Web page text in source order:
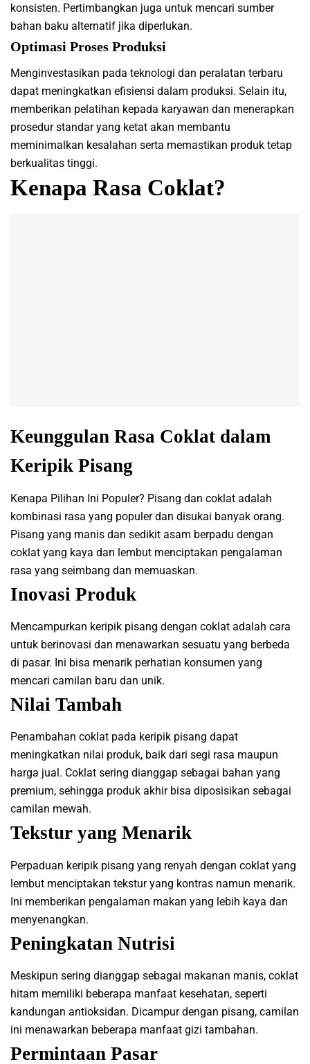
konsisten. Pertimbangkan juga untuk mencari sumber
bahan baku alternatif jika diperlukan.
Optimasi Proses Produksi
Menginvestasikan pada teknologi dan peralatan terbaru
dapat meningkatkan efisiensi dalam produksi. Selain itu,
memberikan pelatihan kepada karyawan dan menerapkan
prosedur standar yang ketat akan membantu
meminimalkan kesalahan serta memastikan produk tetap
berkualitas tinggi.
Kenapa Rasa Coklat?
Keunggulan Rasa Coklat dalam
Keripik Pisang
Kenapa Pilihan Ini Populer? Pisang dan coklat adalah
kombinasi rasa yang populer dan disukai banyak orang.
Pisang yang manis dan sedikit asam berpadu dengan
coklat yang kaya dan lembut menciptakan pengalaman
rasa yang seimbang dan memuaskan.
Inovasi Produk
Mencampurkan keripik pisang dengan coklat adalah cara
untuk berinovasi dan menawarkan sesuatu yang berbeda
di pasar. Ini bisa menarik perhatian konsumen yang
mencari camilan baru dan unik.
Nilai Tambah
Penambahan coklat pada keripik pisang dapat
meningkatkan nilai produk, baik dari segi rasa maupun
harga jual. Coklat sering dianggap sebagai bahan yang
premium, sehingga produk akhir bisa diposisikan sebagai
camilan mewah.
Tekstur yang Menarik
Perpaduan keripik pisang yang renyah dengan coklat yang
lembut menciptakan tekstur yang kontras namun menarik.
Ini memberikan pengalaman makan yang lebih kaya dan
menyenangkan.
Peningkatan Nutrisi
Meskipun sering dianggap sebagai makanan manis, coklat
hitam memiliki beberapa manfaat kesehatan, seperti
kandungan antioksidan. Dicampur dengan pisang, camilan
ini menawarkan beberapa manfaat gizi tambahan.
Permintaan Pasar